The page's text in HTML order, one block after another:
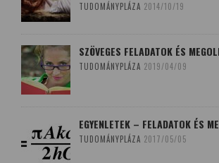
TUDOMÁNYPLÁZA 2014/10/19
SZÖVEGES FELADATOK ÉS
TUDOMÁNYPLÁZA 2019/04/09
EGYENLETEK – FELADATOK ÉS
TUDOMÁNYPLÁZA 2017/05/05